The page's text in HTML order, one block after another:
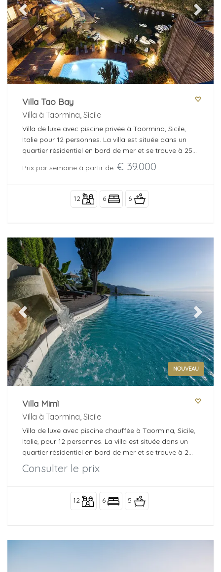
Previous Next
Villa Tao Bay
Villa à Taormina, Sicile
Villa de luxe avec piscine privée à Taormina, Sicile,
Italie pour 12 personnes. La villa est située dans un
quartier résidentiel en bord de mer et se trouve à 25
Prix par semaine à partir de: € 39.000
12 6 6
NOUVEAU
Previous Next
Villa Mimì
Villa à Taormina, Sicile
Villa de luxe avec piscine chauffée à Taormina, Sicile,
Italie, pour 12 personnes. La villa est située dans un
quartier résidentiel en bord de mer et se trouve à 2
km de la plage.
Consulter le prix
12 6 5